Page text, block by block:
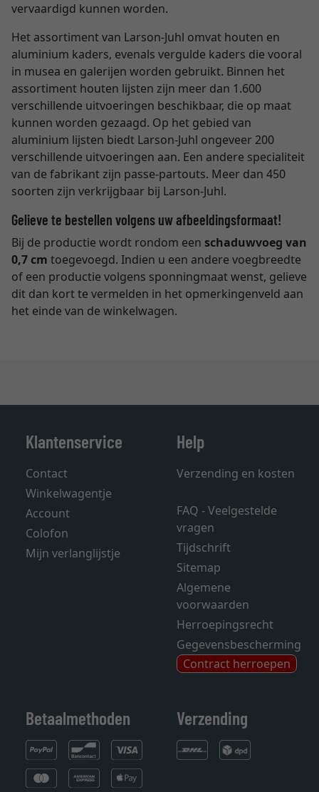
vervaardigd kunnen worden.
Het assortiment van Larson-Juhl omvat houten en
aluminium kaders, evenals vergulde kaders die vooral
in musea en galerijen worden gebruikt. Binnen het
assortiment houten lijsten zijn meer dan 1.600
verschillende uitvoeringen beschikbaar, die op maat
kunnen worden gezaagd. Op het gebied van
aluminium lijsten biedt Larson-Juhl ongeveer 200
verschillende uitvoeringen aan. Een andere specialiteit
van de fabrikant zijn passe-partouts. Meer dan 450
soorten zijn verkrijgbaar bij Larson-Juhl.
Gelieve te bestellen volgens uw afbeeldingsformaat!
Bij de productie wordt rondom een schaduwvoeg van
0,7 cm toegevoegd. Indien u een andere voegbreedte
of een productie volgens sponningmaat wenst, gelieve
dit dan kort te vermelden in het opmerkingenveld aan
het einde van de winkelwagen.
Klantenservice
Contact
Winkelwagentje
Account
Colofon
Mijn verlanglijstje
Help
Verzending en kosten
FAQ - Veelgestelde
vragen
Tijdschrift
Sitemap
Algemene
voorwaarden
Herroepingsrecht
Gegevensbescherming
Contract herroepen
Betaalmethoden Verzending